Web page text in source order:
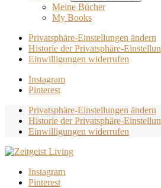
Meine Bücher
My Books
Privatsphäre-Einstellungen ändern
Historie der Privatsphäre-
Einwilligungen widerrufen
Instagram
Pinterest
Privatsphäre-Einstellungen ändern
Historie der Privatsphäre-
Einwilligungen widerrufen
Instagram
Pinterest